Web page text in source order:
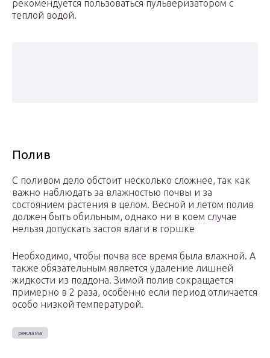
рекомендуется пользоваться пульверизатором с
теплой водой.
Полив
С поливом дело обстоит несколько сложнее, так как
важно наблюдать за влажностью почвы и за
состоянием растения в целом. Весной и летом полив
должен быть обильным, однако ни в коем случае
нельзя допускать застоя влаги в горшке
Необходимо, чтобы почва все время была влажной. А
также обязательным является удаление лишней
жидкости из поддона. Зимой полив сокращается
примерно в 2 раза, особенно если период отличается
особо низкой температурой.